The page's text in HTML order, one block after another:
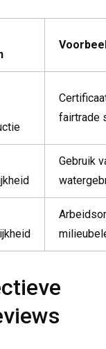
fairtrade
Gebruik